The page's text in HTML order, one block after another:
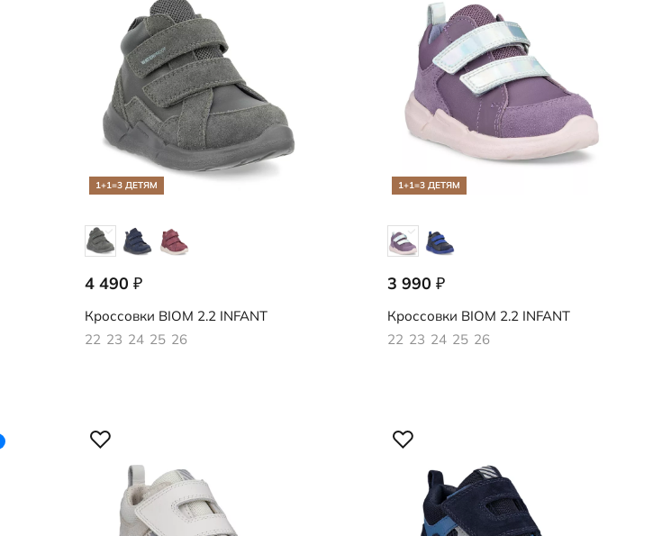
1+1=3 ДЕТЯМ
4 490 ₽
710801/50869
Кроссовки BIOM 2.2 INFANT
22 23 24 25 26
1+1=3 ДЕТЯМ
3 990 ₽
710781/61784
Кроссовки BIOM 2.2 INFANT
22 23 24 25 26